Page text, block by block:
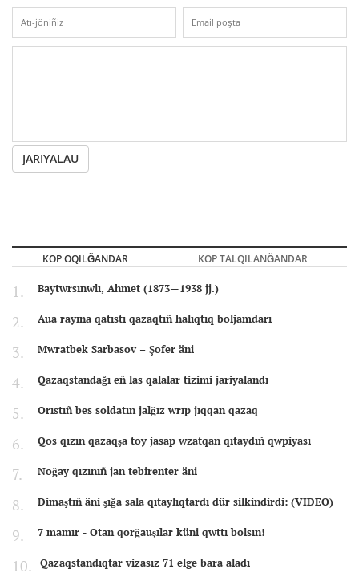
JARIYALAU
KÖP OQILĞANDAR KÖP TALQILANĞANDAR
Baytwrsınwlı, Ahmet (1873—1938 jj.)
Aua rayına qatıstı qazaqtıñ halıqtıq boljamdarı
Mwratbek Sarbasov – Şofer äni
Qazaqstandağı eñ las qalalar tizimi jariyalandı
Orıstıñ bes soldatın jalğız wrıp jıqqan qazaq
Qos qızın qazaqşa toy jasap wzatqan qıtaydıñ qwpiyası
Noğay qızınıñ jan tebirenter äni
Dimaştıñ äni şığa sala qıtaylıqtardı dür silkindirdi: (VIDEO)
7 mamır - Otan qorğauşılar küni qwttı bolsın!
Qazaqstandıqtar vizasız 71 elge bara aladı